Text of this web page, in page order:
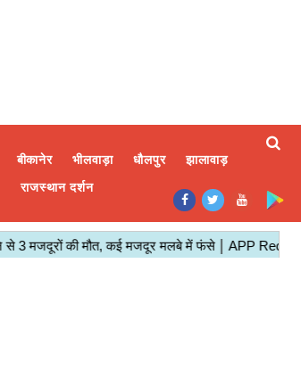
बीकानेर भीलवाड़ा धौलपुर
झालावाड़
राजस्थान दर्शन